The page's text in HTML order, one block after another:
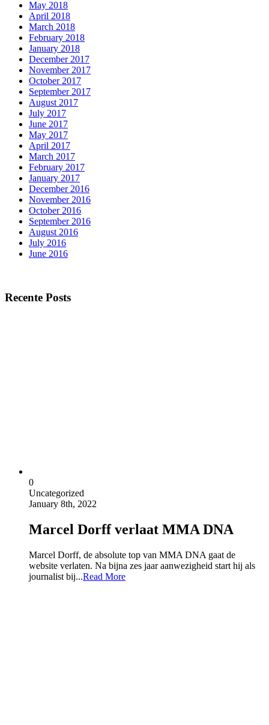
May 2018
April 2018
March 2018
February 2018
January 2018
December 2017
November 2017
October 2017
September 2017
August 2017
July 2017
June 2017
May 2017
April 2017
March 2017
February 2017
January 2017
December 2016
November 2016
October 2016
September 2016
August 2016
July 2016
June 2016
Recente Posts
0
Uncategorized
January 8th, 2022
Marcel Dorff verlaat MMA DNA
Marcel Dorff, de absolute top van MMA DNA gaat de
website verlaten. Na bijna zes jaar aanwezigheid start hij als
journalist bij...Read More